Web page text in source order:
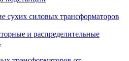
сухих силовых трансформаторов
и распределительные